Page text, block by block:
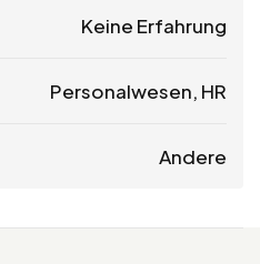
Keine Erfahrung
Personalwesen, HR
Andere